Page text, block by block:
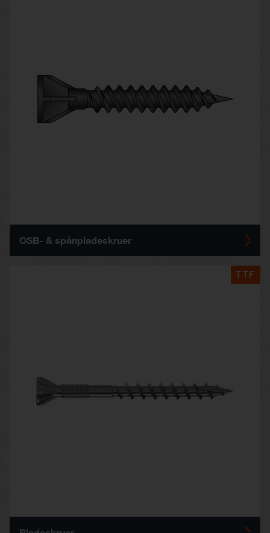
OSB- & spånpladeskruer
TTF